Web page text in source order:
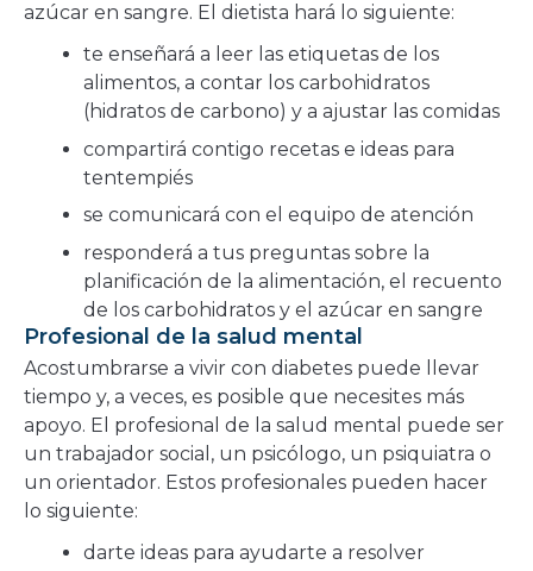
azúcar en sangre. El dietista hará lo siguiente:
te enseñará a leer las etiquetas de los
alimentos, a contar los carbohidratos
(hidratos de carbono) y a ajustar las comidas
compartirá contigo recetas e ideas para
tentempiés
se comunicará con el equipo de atención
responderá a tus preguntas sobre la
planificación de la alimentación, el recuento
de los carbohidratos y el azúcar en sangre
Profesional de la salud mental
Acostumbrarse a vivir con diabetes puede llevar
tiempo y, a veces, es posible que necesites más
apoyo. El profesional de la salud mental puede ser
un trabajador social, un psicólogo, un psiquiatra o
un orientador. Estos profesionales pueden hacer
lo siguiente:
darte ideas para ayudarte a resolver